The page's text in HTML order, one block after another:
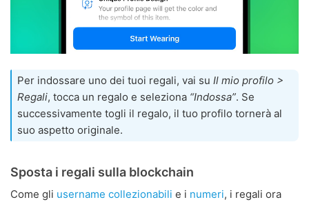
Per indossare uno dei tuoi regali, vai su Il mio profilo >
Regali, tocca un regalo e seleziona “Indossa”. Se
successivamente togli il regalo, il tuo profilo tornerà al
suo aspetto originale.
Sposta i regali sulla blockchain
Come gli username collezionabili e i numeri, i regali ora